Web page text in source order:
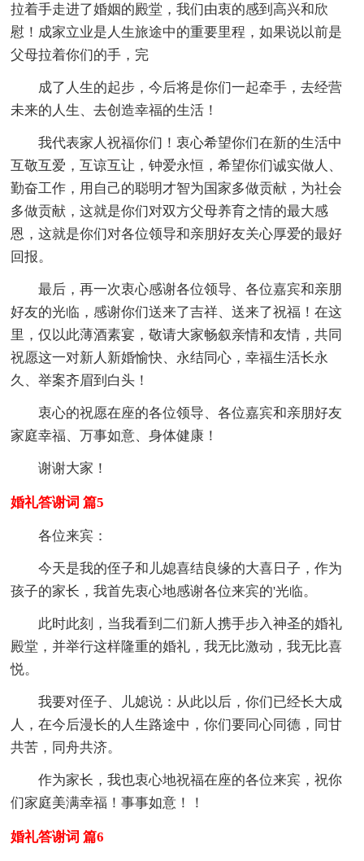
拉着手走进了婚姻的殿堂，我们由衷的感到高兴和欣
慰！成家立业是人生旅途中的重要里程，如果说以前是
父母拉着你们的手，完
成了人生的起步，今后将是你们一起牵手，去经营
未来的人生、去创造幸福的生活！
我代表家人祝福你们！衷心希望你们在新的生活中
互敬互爱，互谅互让，钟爱永恒，希望你们诚实做人、
勤奋工作，用自己的聪明才智为国家多做贡献，为社会
多做贡献，这就是你们对双方父母养育之情的最大感
恩，这就是你们对各位领导和亲朋好友关心厚爱的最好
回报。
最后，再一次衷心感谢各位领导、各位嘉宾和亲朋
好友的光临，感谢你们送来了吉祥、送来了祝福！在这
里，仅以此薄酒素宴，敬请大家畅叙亲情和友情，共同
祝愿这一对新人新婚愉快、永结同心，幸福生活长永
久、举案齐眉到白头！
衷心的祝愿在座的各位领导、各位嘉宾和亲朋好友
家庭幸福、万事如意、身体健康！
谢谢大家！
婚礼答谢词 篇5
各位来宾：
今天是我的侄子和儿媳喜结良缘的大喜日子，作为
孩子的家长，我首先衷心地感谢各位来宾的'光临。
此时此刻，当我看到二们新人携手步入神圣的婚礼
殿堂，并举行这样隆重的婚礼，我无比激动，我无比喜
悦。
我要对侄子、儿媳说：从此以后，你们已经长大成
人，在今后漫长的人生路途中，你们要同心同德，同甘
共苦，同舟共济。
作为家长，我也衷心地祝福在座的各位来宾，祝你
们家庭美满幸福！事事如意！！
婚礼答谢词 篇6